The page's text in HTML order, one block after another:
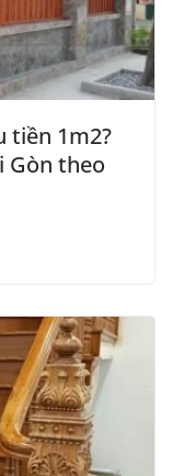
tiền 1m2?
Gòn theo